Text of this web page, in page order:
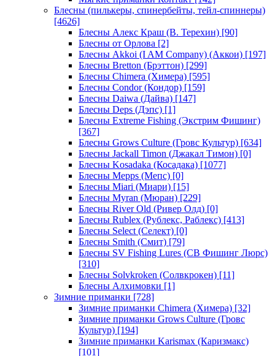
Блесны (пилькеры, спинербейты, тейл-спиннеры)
[4626]
Блесны Алекс Краш (В. Терехин) [90]
Блесны от Орлова [2]
Блесны Akkoi (I AM Company) (Аккои) [197]
Блесны Bretton (Брэттон) [299]
Блесны Chimera (Химера) [595]
Блесны Condor (Кондор) [159]
Блесны Daiwa (Дайва) [147]
Блесны Deps (Дэпс) [1]
Блесны Extreme Fishing (Экстрим Фишинг)
[367]
Блесны Grows Culture (Гровс Культур) [634]
Блесны Jackall Timon (Джакал Тимон) [0]
Блесны Kosadaka (Косадака) [1077]
Блесны Mepps (Мепс) [0]
Блесны Miari (Миари) [15]
Блесны Myran (Мюран) [229]
Блесны River Old (Ривер Олд) [0]
Блесны Rublex (Рублекс, Раблекс) [413]
Блесны Select (Селект) [0]
Блесны Smith (Смит) [79]
Блесны SV Fishing Lures (СВ Фишинг Люрс)
[310]
Блесны Solvkroken (Солвкрокен) [11]
Блесны Алхимовки [1]
Зимние приманки [728]
Зимние приманки Chimera (Химера) [32]
Зимние приманки Grows Culture (Гровс
Культур) [194]
Зимние приманки Karismax (Каризмакс)
[101]